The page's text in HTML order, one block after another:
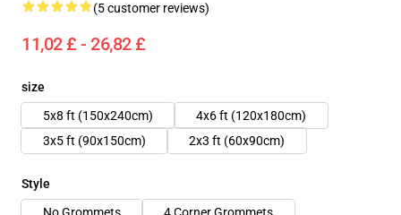
(5 customer reviews)
11,02 £ - 26,82 £
size
5x8 ft (150x240cm)
4x6 ft (120x180cm)
3x5 ft (90x150cm)
2x3 ft (60x90cm)
Style